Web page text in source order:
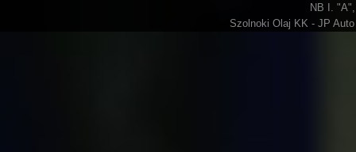
NB I.
Szolnoki Olaj KK - JP